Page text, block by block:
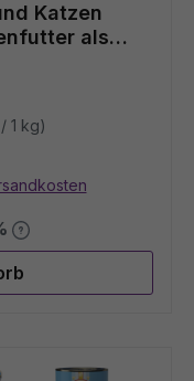
Katzen
als
1 kg)